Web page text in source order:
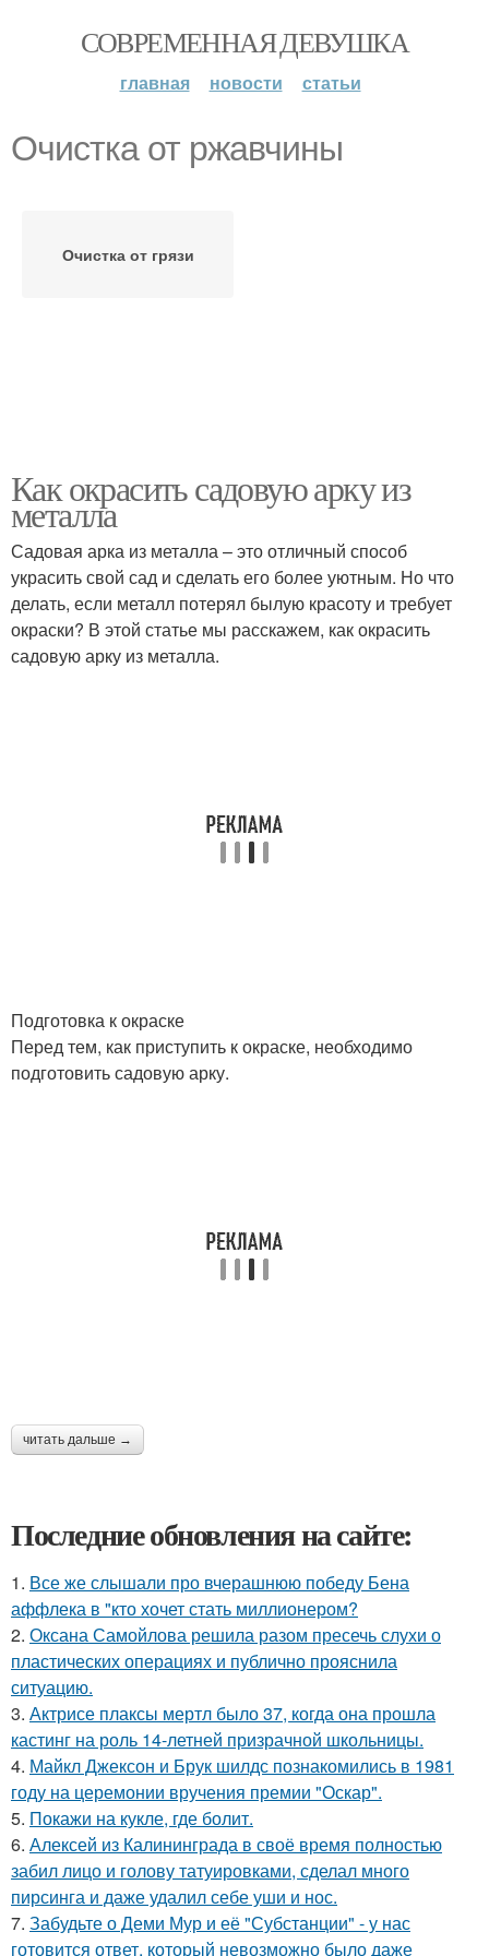
СОВРЕМЕННАЯ ДЕВУШКА
главная новости статьи
Очистка от ржавчины
Очистка от грязи
Как окрасить садовую арку из
металла
Садовая арка из металла – это отличный способ
украсить свой сад и сделать его более уютным. Но что
делать, если металл потерял былую красоту и требует
окраски? В этой статье мы расскажем, как окрасить
садовую арку из металла.
Подготовка к окраске
Перед тем, как приступить к окраске, необходимо
подготовить садовую арку.
читать дальше →
Последние обновления на сайте:
1. Все же слышали про вчерашнюю победу Бена
аффлека в "кто хочет стать миллионером?
2. Оксана Самойлова решила разом пресечь слухи о
пластических операциях и публично прояснила
ситуацию.
3. Актрисе плаксы мертл было 37, когда она прошла
кастинг на роль 14-летней призрачной школьницы.
4. Майкл Джексон и Брук шилдс познакомились в 1981
году на церемонии вручения премии "Оскар".
5. Покажи на кукле, где болит.
6. Алексей из Калининграда в своё время полностью
забил лицо и голову татуировками, сделал много
пирсинга и даже удалил себе уши и нос.
7. Забудьте о Деми Мур и её "Субстанции" - у нас
готовится ответ, который невозможно было даже